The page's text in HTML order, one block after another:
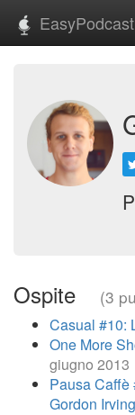
EasyPodcast
Ospite (3
Casual #10:
One More
giugno 2013
Pausa Caffè
Gordon Irving